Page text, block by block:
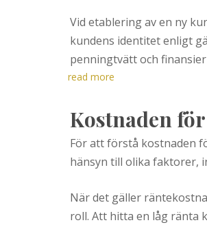
Vid etablering av en ny
kundens identitet enligt
penningtvätt och
read more
Kostnaden
För att förstå kostnaden
hänsyn till olika faktorer,
När det gäller
roll. Att hitta en låg ränta